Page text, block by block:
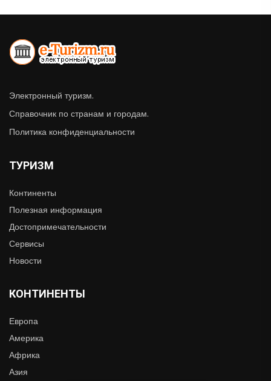
Электронный туризм.
Справочник по странам и городам.
Политика конфиденциальности
ТУРИЗМ
Континенты
Полезная информация
Достопримечательности
Сервисы
Новости
КОНТИНЕНТЫ
Европа
Америка
Африка
Азия